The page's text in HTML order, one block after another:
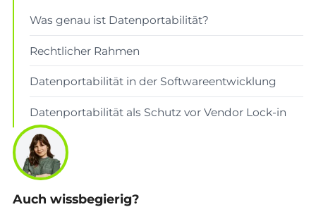
Was genau ist Datenportabilität?
Rechtlicher Rahmen
Datenportabilität in der Softwareentwicklung
Datenportabilität als Schutz vor Vendor Lock-in
Auch wissbegierig?